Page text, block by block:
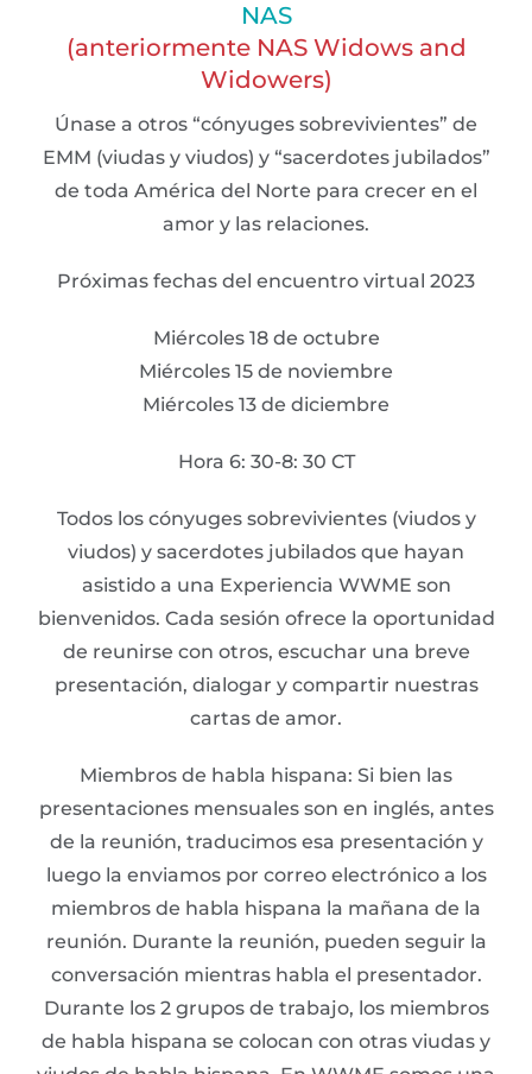
NAS
(anteriormente NAS Widows and
Widowers)
Únase a otros “cónyuges sobrevivientes” de
EMM (viudas y viudos) y “sacerdotes jubilados”
de toda América del Norte para crecer en el
amor y las relaciones.
Próximas fechas del encuentro virtual 2023
Miércoles 18 de octubre
Miércoles 15 de noviembre
Miércoles 13 de diciembre
Hora 6: 30-8: 30 CT
Todos los cónyuges sobrevivientes (viudos y
viudos) y sacerdotes jubilados que hayan
asistido a una Experiencia WWME son
bienvenidos. Cada sesión ofrece la oportunidad
de reunirse con otros, escuchar una breve
presentación, dialogar y compartir nuestras
cartas de amor.
Miembros de habla hispana: Si bien las
presentaciones mensuales son en inglés, antes
de la reunión, traducimos esa presentación y
luego la enviamos por correo electrónico a los
miembros de habla hispana la mañana de la
reunión. Durante la reunión, pueden seguir la
conversación mientras habla el presentador.
Durante los 2 grupos de trabajo, los miembros
de habla hispana se colocan con otras viudas y